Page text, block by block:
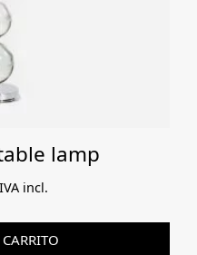
lamp
IVA incl.